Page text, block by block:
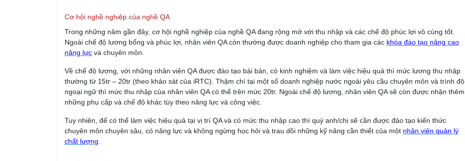
Cơ hội nghề nghiệp của nghề QA
Trong những năm gần đây, cơ hội nghề nghiệp của nghề QA đang rộng mở với thu nhập và các chế độ phúc lợi vô cùng tốt.
Ngoài chế độ lương bổng và phúc lợi, nhân viên QA còn thường được doanh nghiệp cho tham gia các khóa đào tạo nâng cao
năng lực và chuyên môn.
Về chế độ lương, với những nhân viên QA được đào tạo bài bản, có kinh nghiệm và làm việc hiệu quả thì mức lương thu nhập
thường từ 15tr – 20tr (theo khảo sát của iRTC). Thậm chí tại một số doanh nghiệp nước ngoài yêu cầu chuyên môn và trình độ
ngoại ngữ thì mức thu nhập của nhân viên QA có thể trên mức 20tr. Ngoài chế độ lương, nhân viên QA sẽ còn được nhận thêm
những phụ cấp và chế độ khác tùy theo năng lực và công việc.
Tuy nhiên, để có thể làm việc hiệu quả tại vị trí QA và có mức thu nhập cao thì quý anh/chị sẽ cần được đào tạo kiến thức
chuyên môn chuyên sâu, có năng lực và không ngừng học hỏi và trau dồi những kỹ năng cần thiết của một nhân viên quản lý
chất lượng